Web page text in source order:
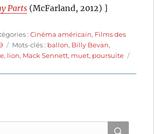
Parts (McFarland, 2012) ]
:Cinéma américain, Films des
Étiquettes
Mots-clés : ballon, Billy Bevan,
, lion, Mack Sennett, muet, poursuite